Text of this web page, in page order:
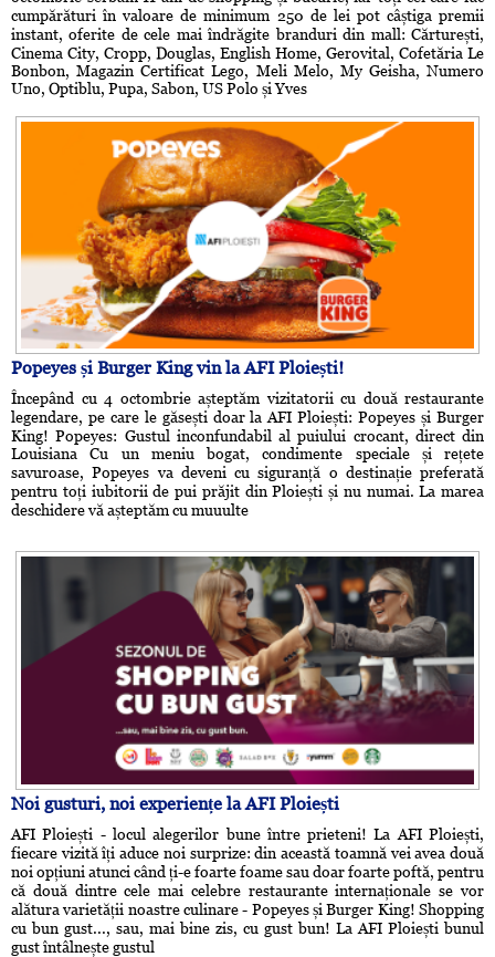
cumpărături în valoare de minimum 250 de lei pot câștiga premii
instant, oferite de cele mai îndrăgite branduri din mall: Cărturești,
Cinema City, Cropp, Douglas, English Home, Gerovital, Cofetăria Le
Bonbon, Magazin Certificat Lego, Meli Melo, My Geisha, Numero
Uno, Optiblu, Pupa, Sabon, US Polo și Yves
Popeyes și Burger King vin la AFI Ploiești!
Începând cu 4 octombrie așteptăm vizitatorii cu două restaurante
legendare, pe care le găsești doar la AFI Ploiești: Popeyes și Burger
King! Popeyes: Gustul inconfundabil al puiului crocant, direct din
Louisiana Cu un meniu bogat, condimente speciale și rețete
savuroase, Popeyes va deveni cu siguranță o destinație preferată
pentru toți iubitorii de pui prăjit din Ploiești și nu numai. La marea
deschidere vă așteptăm cu muuulte
Noi gusturi, noi experiențe la AFI Ploiești
AFI Ploiești - locul alegerilor bune între prieteni! La AFI Ploiești,
fiecare vizită îți aduce noi surprize: din această toamnă vei avea două
noi opțiuni atunci când ți-e foarte foame sau doar foarte poftă, pentru
că două dintre cele mai celebre restaurante internaționale se vor
alătura varietății noastre culinare - Popeyes și Burger King! Shopping
cu bun gust..., sau, mai bine zis, cu gust bun! La AFI Ploiești bunul
gust întâlnește gustul